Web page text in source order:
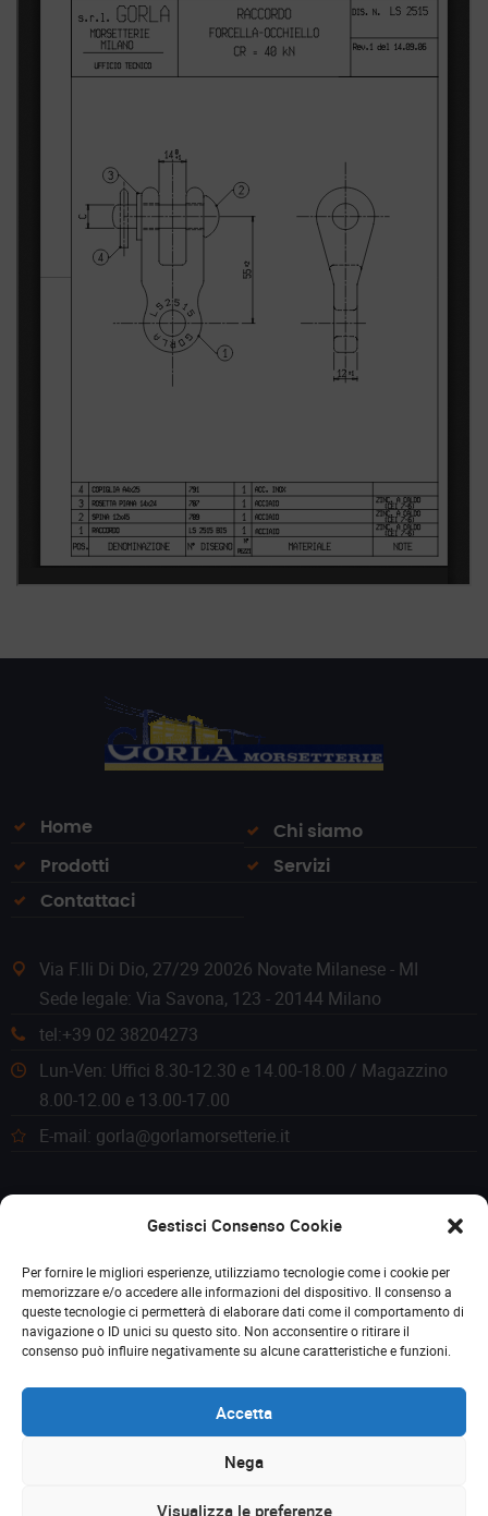
Gestisci Consenso Cookie
Per fornire le migliori esperienze, utilizziamo tecnologie come i cookie per
memorizzare e/o accedere alle informazioni del dispositivo. Il consenso a
queste tecnologie ci permetterà di elaborare dati come il comportamento di
navigazione o ID unici su questo sito. Non acconsentire o ritirare il
consenso può influire negativamente su alcune caratteristiche e funzioni.
Accetta
Nega
Visualizza le preferenze
Home
Chi siamo
Prodotti
Servizi
Contattaci
Via F.lli Di Dio, 27/29 20026 Novate Milanese - MI
Sede legale: Via Savona, 123 - 20144 Milano
tel:+39 02 38204273
Lun-Ven: Uffici 8.30-12.30 e 14.00-18.00 / Magazzino
8.00-12.00 e 13.00-17.00
E-mail: gorla@gorlamorsetterie.it
© 2023 Gorla Morsetterie. Tutti i diritti riservati. P. IVA